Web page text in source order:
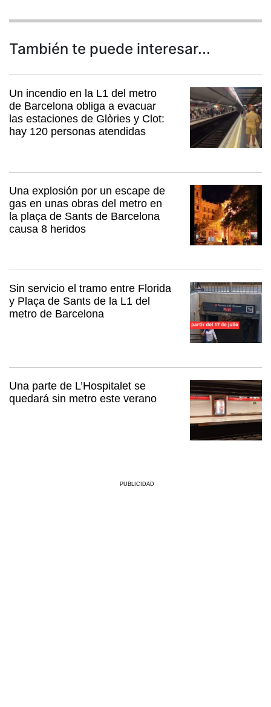
También te puede interesar...
Un incendio en la L1 del metro
de Barcelona obliga a evacuar
las estaciones de Glòries y Clot:
hay 120 personas atendidas
Una explosión por un escape de
gas en unas obras del metro en
la plaça de Sants de Barcelona
causa 8 heridos
Sin servicio el tramo entre Florida
y Plaça de Sants de la L1 del
metro de Barcelona
Una parte de L’Hospitalet se
quedará sin metro este verano
PUBLICIDAD